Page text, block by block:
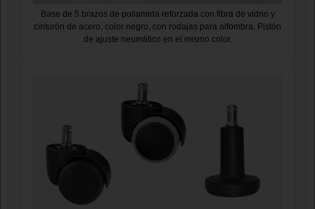
Base de 5 brazos de poliamida reforzada con fibra de vidrio y
cinturón de acero, color negro, con rodajas para alfombra. Pistón
de ajuste neumático en el mismo color.